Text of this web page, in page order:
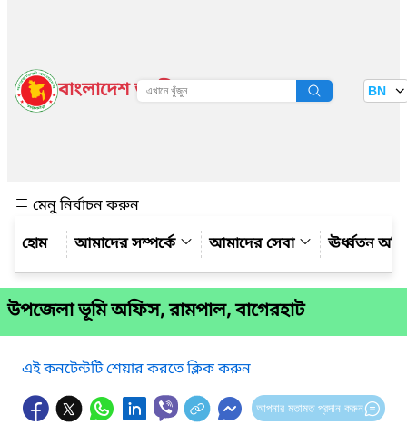
বাংলাদেশ জাতীয় তথ্য বাতায়ন BN
মেনু নির্বাচন করুন
আমাদের সম্পর্কে
আমাদের সেবা ঊর্ধ্বতন
উপজেলা ভূমি অফিস, রামপাল, বাগেরহাট
এই কনটেন্টটি শেয়ার করতে ক্লিক করুন
আপনার মতামত প্রদান করুন